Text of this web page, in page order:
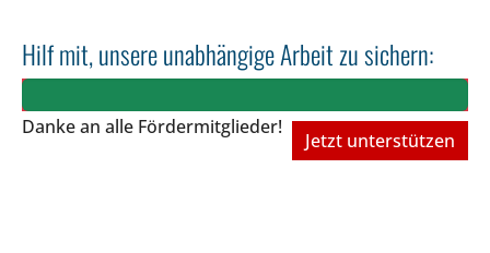
Hilf mit, unsere unabhängige Arbeit zu sichern:
Danke an alle Fördermitglieder!
Jetzt unterstützen